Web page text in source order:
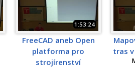
1:53:24
FreeCAD aneb Open
platforma pro
strojírenství
tras